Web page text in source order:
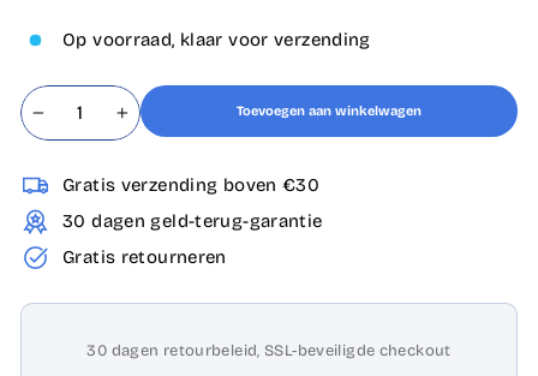
Op voorraad, klaar voor verzending
+
Toevoegen aan winkelwagen
Gratis verzending boven €30
30 dagen geld-terug-garantie
Gratis retourneren
30 dagen retourbeleid, SSL-beveiligde checkout